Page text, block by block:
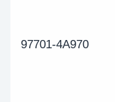
97701-4A970